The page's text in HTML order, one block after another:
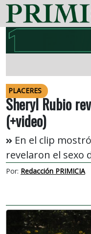
PLACERES
Sheryl Rubio
(+video)
En el clip
revelaron el sexo
Por: Redacción PRIMICIA